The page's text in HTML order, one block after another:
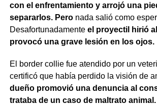
con el enfrentamiento y arrojó una
separarlos. Peronada salió como
Desafortunadamente el proyectil hirió
provocó una grave lesión en los ojos.
El border collie fue atendido por un
certificó que había perdido la visión de
dueño promovió una denuncia al
trataba de un caso de maltrato